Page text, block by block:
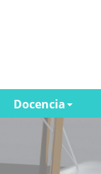
Docencia